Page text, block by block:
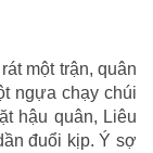
một trận, quân
ngựa chạy chúi
hậu quân, Liêu
đuổi kịp. Ý sợ